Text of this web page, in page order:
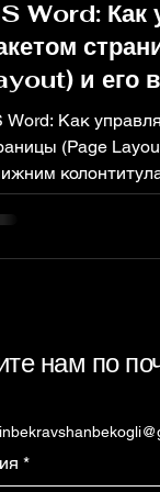
Word: Как
и его
&
Word: Как
(Page
—
для
нам по
*